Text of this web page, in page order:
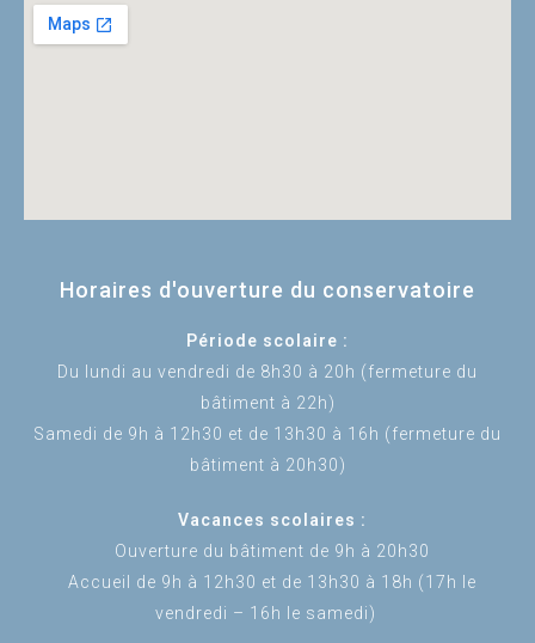
Horaires d'ouverture du conservatoire
Période scolaire :
Du lundi au vendredi de 8h30 à 20h (fermeture du
bâtiment à 22h)
Samedi de 9h à 12h30 et de 13h30 à 16h (fermeture du
bâtiment à 20h30)
Vacances scolaires :
Ouverture du bâtiment de 9h à 20h30
Accueil de 9h à 12h30 et de 13h30 à 18h (17h le
vendredi – 16h le samedi)